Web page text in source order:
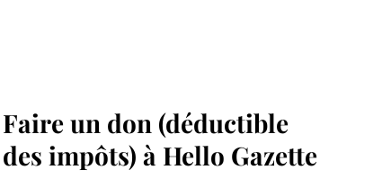
Faire un don (déductible
des impôts) à Hello Gazette